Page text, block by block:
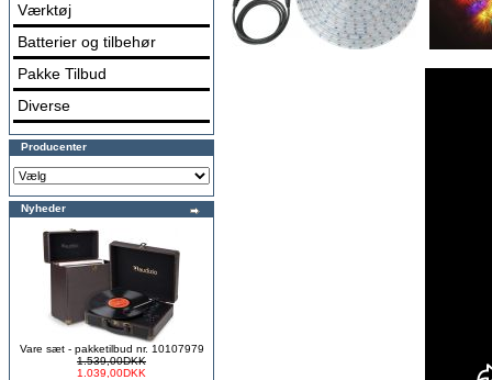
Værktøj
Batterier og tilbehør
Pakke Tilbud
Diverse
Producenter
Nyheder
Vare sæt - pakketilbud nr. 10107979
1.539,00DKK
1.039,00DKK